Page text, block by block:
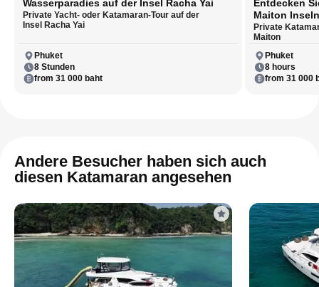
Wasserparadies auf der Insel Racha Yai
Private Yacht- oder Katamaran-Tour auf der
Insel Racha Yai
Phuket
8 Stunden
from 31 000 baht
Entdecken
Maiton Inseln
Private
Maiton
Phuket
8 hours
from 31 000
Andere Besucher haben sich auch
diesen Katamaran angesehen